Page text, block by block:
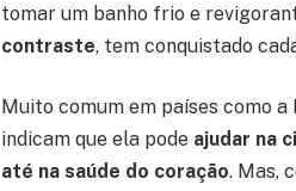
tomar um banho frio e
contraste, tem conquistado
Muito comum em países como
indicam que ela pode ajudar na
até na saúde do coração. Mas,